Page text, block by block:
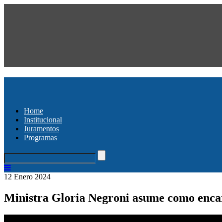
Home
Institucional
Juramentos
Programas
12 Enero 2024
Ministra Gloria Negroni asume como